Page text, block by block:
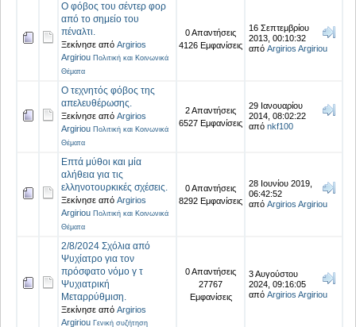
O φόβος του σέντερ φορ
από το σημείο του
πέναλτι.
Ξεκίνησε από Argirios
Argiriou Πολιτική και Κοινωνικά
Θέματα
0 Απαντήσεις
4126 Εμφανίσεις
16 Σεπτεμβρίου
2013, 00:10:32
από Argirios Argiriou
Ο τεχνητός φόβος της
απελευθέρωσης.
Ξεκίνησε από Argirios
Argiriou Πολιτική και Κοινωνικά
Θέματα
2 Απαντήσεις
6527 Εμφανίσεις
29 Ιανουαρίου
2014, 08:02:22
από nkf100
Επτά μύθοι και μία
αλήθεια για τις
ελληνοτουρκικές σχέσεις.
Ξεκίνησε από Argirios
Argiriou Πολιτική και Κοινωνικά
Θέματα
0 Απαντήσεις
8292 Εμφανίσεις
28 Ιουνίου 2019,
06:42:52
από Argirios Argiriou
2/8/2024 Σχόλια από
Ψυχίατρο για τον
πρόσφατο νόμο γ τ
Ψυχιατρική
Μεταρρύθμιση.
Ξεκίνησε από Argirios
Argiriou Γενική συζήτηση
0 Απαντήσεις
27767
Εμφανίσεις
3 Αυγούστου
2024, 09:16:05
από Argirios Argiriou